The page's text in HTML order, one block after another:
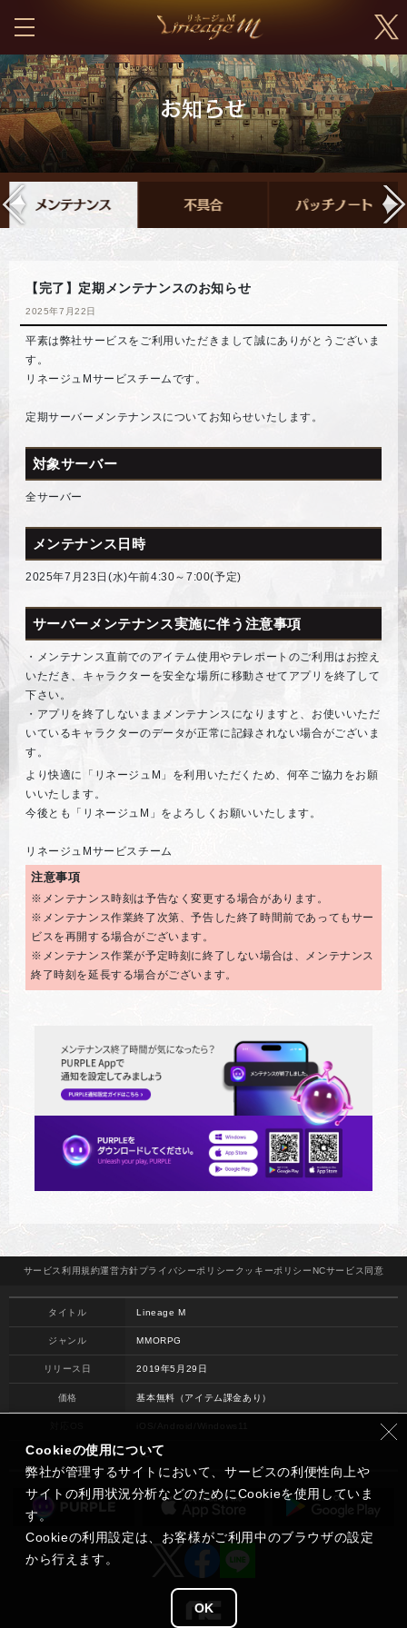
【完了】定期メンテナンスのお知らせ
2025年7月22日
平素は弊社サービスをご利用いただきまして誠にありがとうございま
す。
リネージュMサービスチームです。
定期サーバーメンテナンスについてお知らせいたします。
対象サーバー
全サーバー
メンテナンス日時
2025年7月23日(水)午前4:30～7:00(予定)
サーバーメンテナンス実施に伴う注意事項
・メンテナンス直前でのアイテム使用やテレポートのご利用はお控え
いただき、キャラクターを安全な場所に移動させてアプリを終了して
下さい。
・アプリを終了しないままメンテナンスになりますと、お使いいただ
いているキャラクターのデータが正常に記録されない場合がございま
す。
より快適に「リネージュM」を利用いただくため、何卒ご協力をお願
いいたします。
今後とも「リネージュM」をよろしくお願いいたします。
リネージュMサービスチーム
注意事項
※メンテナンス時刻は予告なく変更する場合があります。
※メンテナンス作業終了次第、予告した終了時間前であってもサー
ビスを再開する場合がございます。
※メンテナンス作業が予定時刻に終了しない場合は、メンテナンス
終了時刻を延長する場合がございます。
サービス 利用規約運営方針プライバシーポリシー クッキーポリシーNCサービス 同意
タイトル Lineage M
ジャンル MMORPG
リリース日 2019年5月29日
価格 基本無料（アイテム課金あり）
開発 NC
Cookieの使用について
弊社が管理するサイトにおいて、サービスの利便性向上や
サイトの利用状況分析などのためにCookieを使用していま
す。
Cookieの利用設定は、お客様がご利用中のブラウザの設定
から行えます。
OK